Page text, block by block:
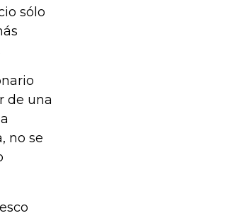
sólo
de una
no se